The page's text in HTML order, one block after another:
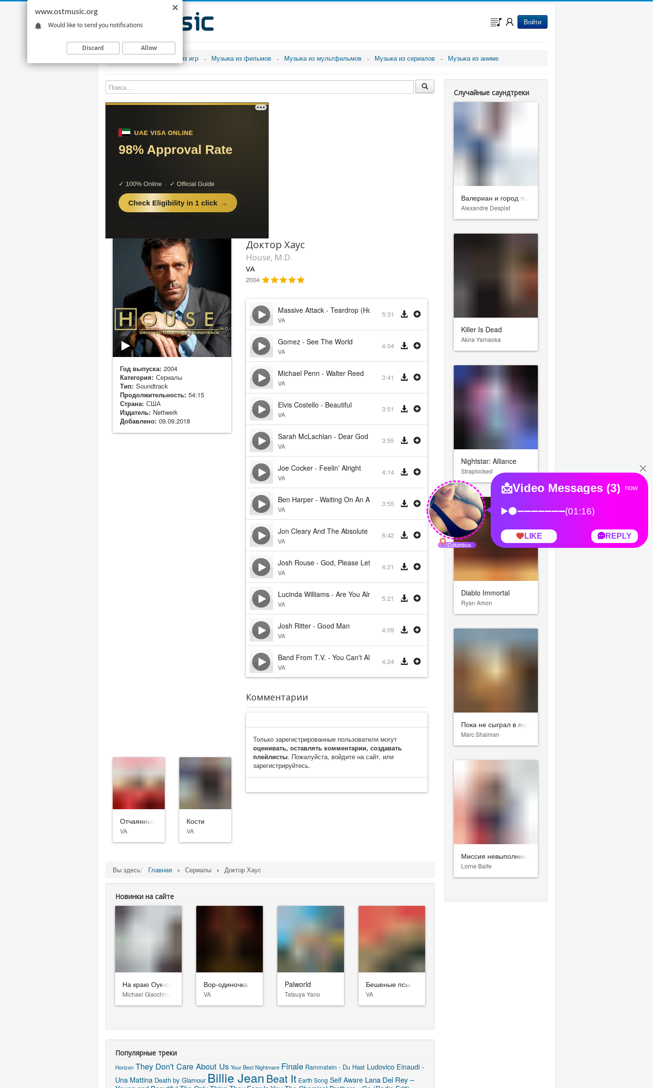
Войти
Музыка из игр Музыка из фильмов Музыка из мультфильмов Музыка из сериалов Музыка из аниме
Год выпуска: 2004
Категория: Сериалы
Тип: Soundtrack
Продолжительность: 54:15
Страна: США
Издатель: Nettwerk
Добавлено: 09.09.2018
Отчаянные домохозяйки
VA
Кости
VA
Доктор Хаус
House, M.D.
VA
2004
Massive Attack - Teardrop (House M.D. Theme Song)
VA
5:31
Gomez - See The World
VA
4:04
Michael Penn - Walter Reed
VA
3:41
Elvis Costello - Beautiful
VA
3:51
Sarah McLachlan - Dear God
VA
3:55
Joe Cocker - Feelin' Alright
VA
4:14
Ben Harper - Waiting On An Angel
VA
3:55
Jon Cleary And The Absolute Monster Gentlemen - Got To Be More Careful
VA
6:42
Josh Rouse - God, Please Let Me Go Back
VA
4:21
Lucinda Williams - Are You Alright?
VA
5:21
Josh Ritter - Good Man
VA
4:09
Band From T.V. - You Can't Always Get What You Want
VA
4:24
Комментарии
Только зарегистрированные пользователи могут
оценивать, оставлять комментарии, создавать
плейлисты. Пожалуйста, войдите на сайт, или
зарегистрируйтесь.
Вы здесь: Главная Сериалы Доктор Хаус
Новинки на сайте
На краю Оук-стрит
Michael Giacchino
Вор-одиночка
VA
Palworld
Tatsuya Yano
Бешеные псы
VA
Популярные треки
Horizon They Don't Care About Us Your Best Nightmare Finale Rammstein - Du Hast Ludovico Einaudi -
Una Mattina Death by Glamour Billie JeanBeat It Earth Song Self Aware Lana Del Rey –
Случайные саундтреки
Валериан и город тысячи планет
Alexandre Desplat
Killer Is Dead
Akira Yamaoka
Nightstar: Alliance
Straplocked
Diablo Immortal
Ryan Amon
Пока не сыграл в ящик
Marc Shaiman
Миссия невыполнима: Последствия
Lorne Balfe
www.ostmusic.org
Would like to send you notifications
Discard Allow